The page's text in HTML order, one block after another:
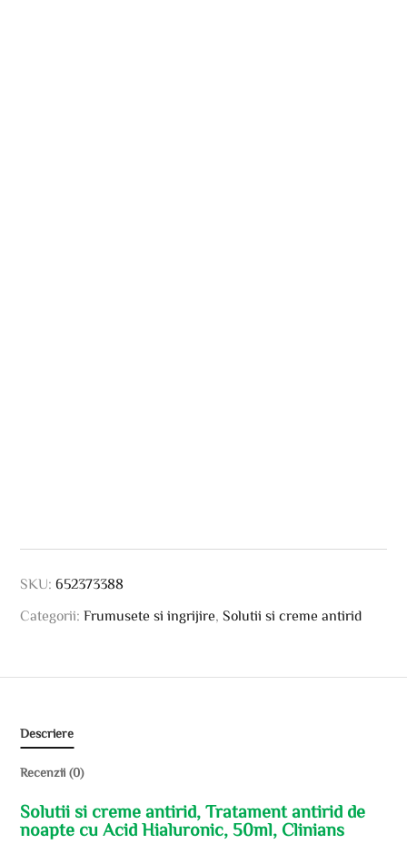
SKU:652373388
Categorii:Frumusete si ingrijire ,Solutii si creme antirid
Descriere
Recenzii (0)
Solutii si creme antirid, Tratament antirid de
noapte cu Acid Hialuronic, 50ml, Clinians